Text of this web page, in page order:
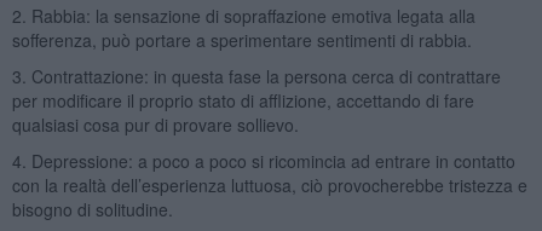
2. Rabbia: la sensazione di sopraffazione emotiva legata alla
sofferenza, può portare a sperimentare sentimenti di rabbia.
3. Contrattazione: in questa fase la persona cerca di contrattare
per modificare il proprio stato di afflizione, accettando di fare
qualsiasi cosa pur di provare sollievo.
4. Depressione: a poco a poco si ricomincia ad entrare in contatto
con la realtà dell’esperienza luttuosa, ciò provocherebbe tristezza e
bisogno di solitudine.